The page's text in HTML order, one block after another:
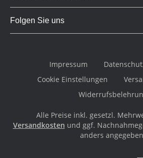
Folgen Sie uns
Impressum
Cookie Einstellungen
Alle Preise inkl. gesetzl.
Versandkosten und ggf.
anders